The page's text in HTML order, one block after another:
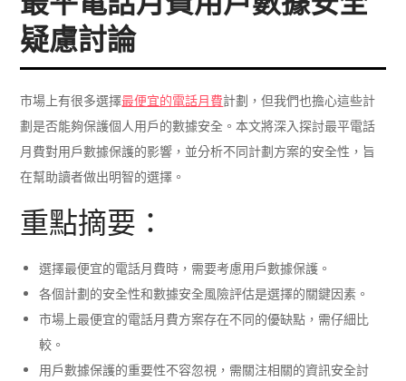
疑慮討論
市場上有很多選擇最便宜的電話月費計劃，但我們也擔心這些計
劃是否能夠保護個人用戶的數據安全。本文將深入探討最平電話
月費對用戶數據保護的影響，並分析不同計劃方案的安全性，旨
在幫助讀者做出明智的選擇。
重點摘要：
選擇最便宜的電話月費時，需要考慮用戶數據保護。
各個計劃的安全性和數據安全風險評估是選擇的關鍵因素。
市場上最便宜的電話月費方案存在不同的優缺點，需仔細比
較。
用戶數據保護的重要性不容忽視，需關注相關的資訊安全討